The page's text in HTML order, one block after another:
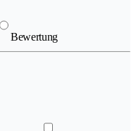
Bewertung